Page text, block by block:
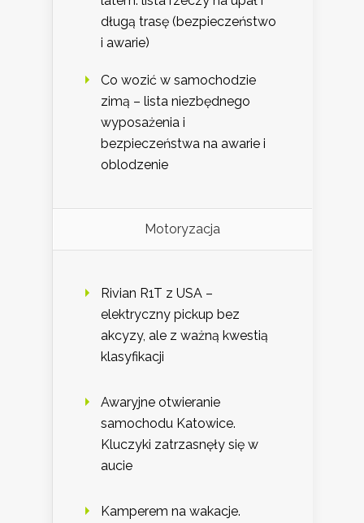
długą trasę (bezpieczeństwo
i awarie)
Co wozić w samochodzie
zimą – lista niezbędnego
wyposażenia i
bezpieczeństwa na awarie i
oblodzenie
Motoryzacja
Rivian R1T z USA –
elektryczny pickup bez
akcyzy, ale z ważną kwestią
klasyfikacji
Awaryjne otwieranie
samochodu Katowice.
Kluczyki zatrzasnęły się w
aucie
Kamperem na wakacje.